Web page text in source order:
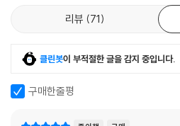
리뷰 71
클린봇이 부적절한 글을 감지 중입니다.
구매한줄평